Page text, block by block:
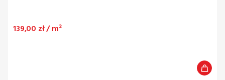
Cena
139,00 zł / m²